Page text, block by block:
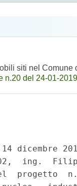
siti nel
n.20 del 24-01-